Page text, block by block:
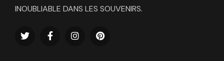
INOUBLIABLE DANS LES SOUVENIRS.